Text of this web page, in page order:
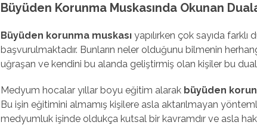
Büyüden Korunma Muskasında Okunan
Büyüden korunma muskası yapılırken çok sayıda farklı
başvurulmaktadır. Bunların neler olduğunu bilmenin
uğraşan ve kendini bu alanda geliştirmiş olan kişiler bu
Medyum hocalar yıllar boyu eğitim alarak büyüden
Bu işin eğitimini almamış kişilere asla aktarılmayan
medyumluk işinde oldukça kutsal bir kavramdır ve asla